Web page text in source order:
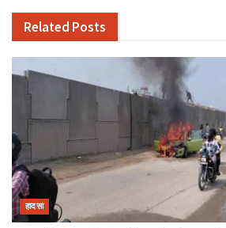
Related Posts
हादसा